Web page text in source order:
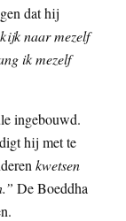
dat hij
naarmezelf
ik mezelf
ingebouwd.
hij met te
kwetsen
De Boeddha